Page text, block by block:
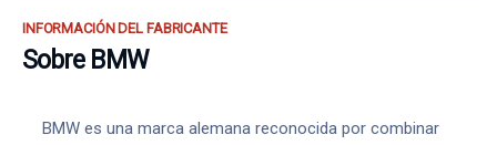
INFORMACIÓN DEL FABRICANTE
Sobre BMW
BMW es una marca alemana reconocida por combinar